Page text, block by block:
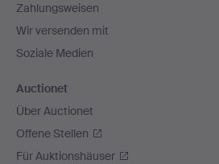
Zahlungsweisen
Wir versenden mit
Soziale Medien
Auctionet
Über Auctionet
Offene Stellen
Für Auktionshäuser